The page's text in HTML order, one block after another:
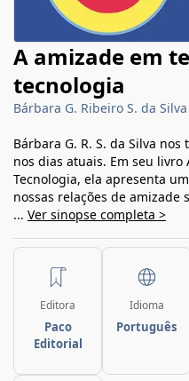
A amizade em
tecnologia
Bárbara G. Ribeiro S. da Silva
Bárbara G. R. S. da Silva
nos dias atuais. Em seu livro
Tecnologia, ela apresenta
nossas relações de amizade
... Ver sinopse completa >
Editora
Paco
Editorial
Idioma
Português